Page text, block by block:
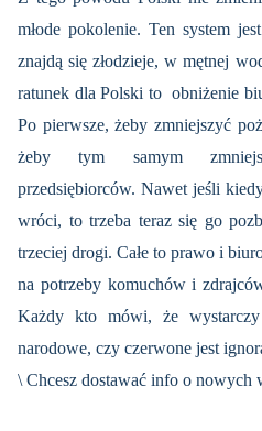
młode pokolenie. Ten system
znajdą się złodzieje, w mętnej
ratunek dla Polski to obniżenie
Po pierwsze, żeby zmniejszyć
żeby tym samym
przedsiębiorców. Nawet jeśli
wróci, to trzeba teraz się go
trzeciej drogi. Całe to prawo i
na potrzeby komuchów i
Każdy kto mówi, że
narodowe, czy czerwone jest
\ Chcesz dostawać info o nowych